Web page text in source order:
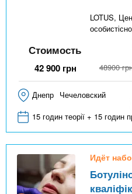
LOTUS,
Стоимость
42 900 грн 48900
Днепр Чечеловский
15 годин теорії + 15 годин
Идёт